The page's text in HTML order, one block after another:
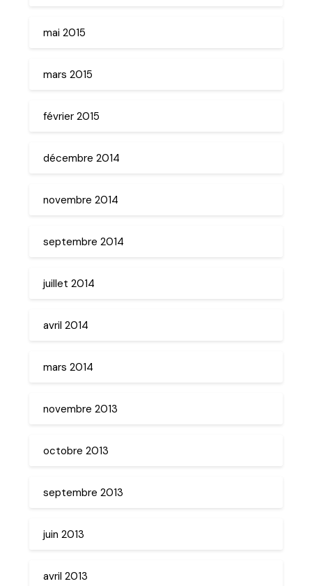
mai 2015
mars 2015
février 2015
décembre 2014
novembre 2014
septembre 2014
juillet 2014
avril 2014
mars 2014
novembre 2013
octobre 2013
septembre 2013
juin 2013
avril 2013